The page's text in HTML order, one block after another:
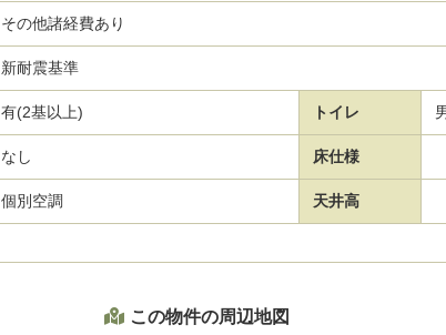
その他諸経費あり
新耐震基準
有(2基以上) トイレ
なし 床仕様
個別空調 天井高
この物件の周辺地図